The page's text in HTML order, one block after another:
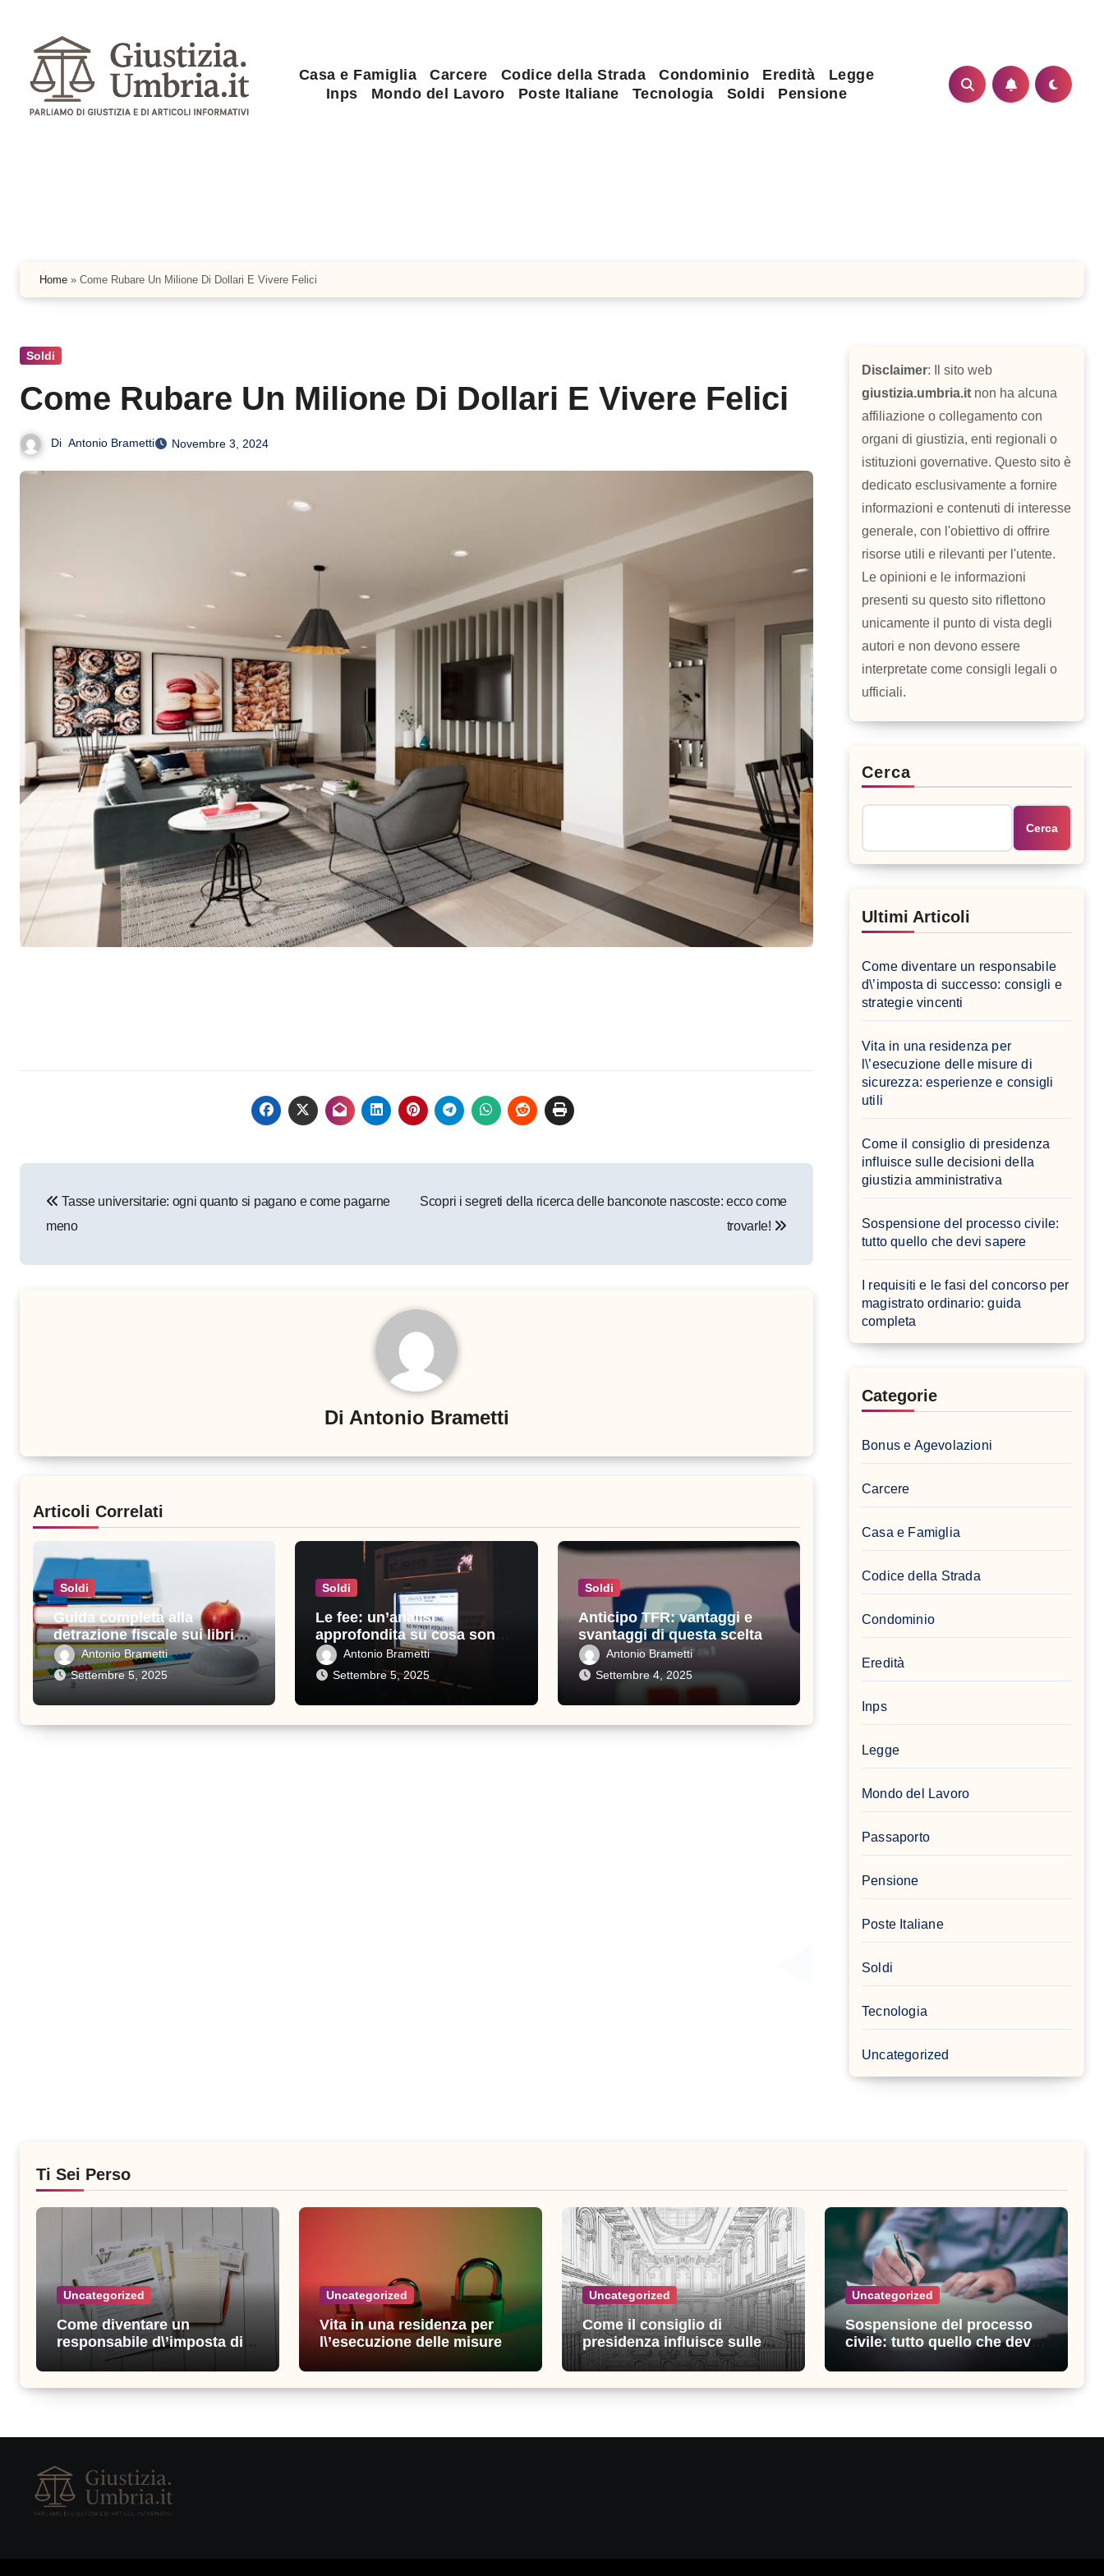
contenuto
Casa e Famiglia Carcere Codice della Strada Condominio Eredità
Legge
Inps
Mondo del Lavoro Poste Italiane Tecnologia Soldi Pensione
Home » Come Rubare Un Milione Di Dollari E Vivere Felici
Soldi
Come Rubare Un Milione Di Dollari E Vivere Felici
Di Antonio Brametti Novembre 3, 2024
articoli
Tasse universitarie: ogni quanto si pagano e come pagarne
meno
Scopri i segreti della ricerca delle banconote nascoste: ecco come
trovarle!
Di Antonio Brametti
Articoli Correlati
Soldi
Guida completa alla
detrazione fiscale sui libri
scolastici: tutto quello che
devi sapere
Antonio Brametti
Settembre 5, 2025
Soldi
Le fee: un’analisi
approfondita su cosa sono e
perché sono importanti
Antonio Brametti
Settembre 5, 2025
Soldi
Anticipo TFR: vantaggi e
svantaggi di questa scelta
Antonio Brametti
Settembre 4, 2025
Disclaimer: Il sito web
giustizia.umbria.it non ha alcuna
affiliazione o collegamento con
organi di giustizia, enti regionali o
istituzioni governative. Questo sito è
dedicato esclusivamente a fornire
informazioni e contenuti di interesse
generale, con l'obiettivo di offrire
risorse utili e rilevanti per l'utente.
Le opinioni e le informazioni
presenti su questo sito riflettono
unicamente il punto di vista degli
autori e non devono essere
interpretate come consigli legali o
ufficiali.
Cerca
Cerca
Ultimi Articoli
Come diventare un responsabile
d\’imposta di successo: consigli e
strategie vincenti
Vita in una residenza per
l\’esecuzione delle misure di
sicurezza: esperienze e consigli
utili
Come il consiglio di presidenza
influisce sulle decisioni della
giustizia amministrativa
Sospensione del processo civile:
tutto quello che devi sapere
I requisiti e le fasi del concorso per
magistrato ordinario: guida
completa
Categorie
Bonus e Agevolazioni
Carcere
Casa e Famiglia
Codice della Strada
Condominio
Eredità
Inps
Legge
Mondo del Lavoro
Passaporto
Pensione
Poste Italiane
Soldi
Tecnologia
Uncategorized
Ti Sei Perso
Uncategorized
Come diventare un
responsabile d\’imposta di
successo: consigli e
strategie vincenti
Uncategorized
Vita in una residenza per
l\’esecuzione delle misure di
consigli utili
Uncategorized
Come il consiglio di
presidenza influisce sulle
decisioni della giustizia
amministrativa
Uncategorized
Sospensione del processo
civile: tutto quello che devi